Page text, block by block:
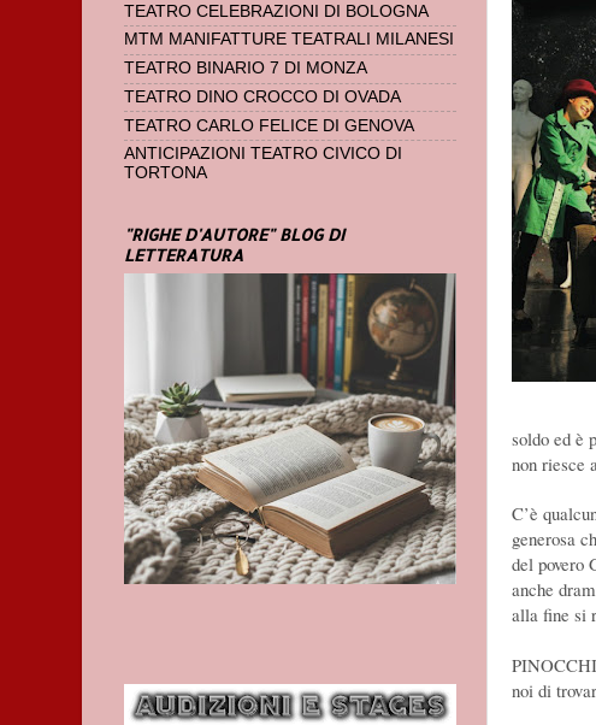
soldo ed è
non riesce
C’è
generosa
del povero
anche
alla fine si
noi di
TEATRO CELEBRAZIONI DI BOLOGNA
MTM MANIFATTURE TEATRALI MILANESI
TEATRO BINARIO 7 DI MONZA
TEATRO DINO CROCCO DI OVADA
TEATRO CARLO FELICE DI GENOVA
ANTICIPAZIONI TEATRO CIVICO DI
TORTONA
"RIGHE D'AUTORE" BLOG DI
LETTERATURA